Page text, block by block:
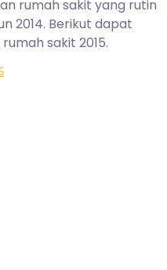
rumah sakit yang rutin
2014. Berikut dapat
sakit 2015.